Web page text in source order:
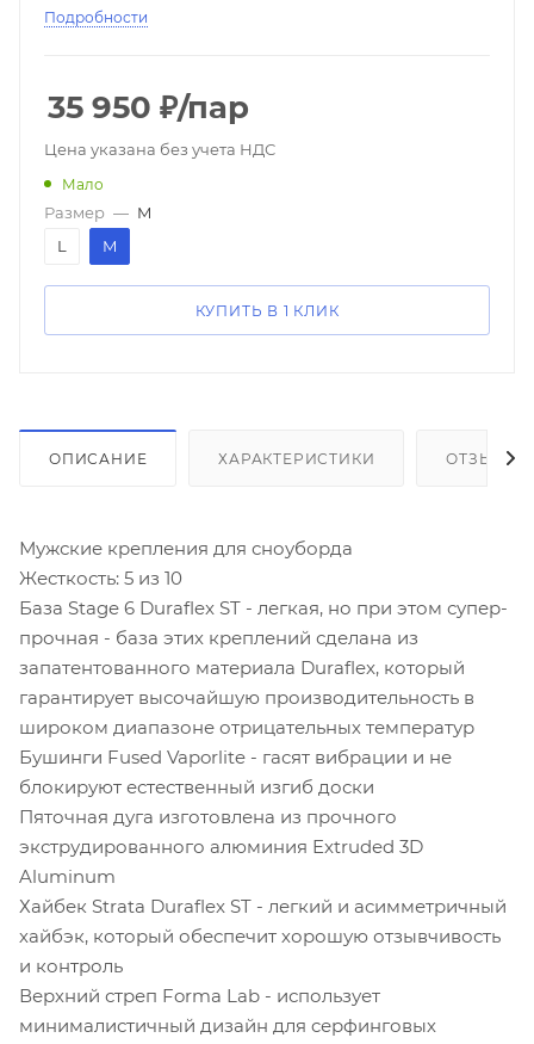
Подробности
35 950 ₽/пар
Цена указана без учета НДС
Мало
Размер — M
L
M
КУПИТЬ В 1 КЛИК
ОПИСАНИЕ ХАРАКТЕРИСТИКИ ОТЗЫВЫ
Мужские крепления для сноуборда
Жесткость: 5 из 10
База Stage 6 Duraflex ST - легкая, но при этом супер-
прочная - база этих креплений сделана из
запатентованного материала Duraflex, который
гарантирует высочайшую производительность в
широком диапазоне отрицательных температур
Бушинги Fused Vaporlite - гасят вибрации и не
блокируют естественный изгиб доски
Пяточная дуга изготовлена из прочного
экструдированного алюминия Extruded 3D
Aluminum
Хайбек Strata Duraflex ST - легкий и асимметричный
хайбэк, который обеспечит хорошую отзывчивость
и контроль
Верхний стреп Forma Lab - использует
минималистичный дизайн для cерфинговых